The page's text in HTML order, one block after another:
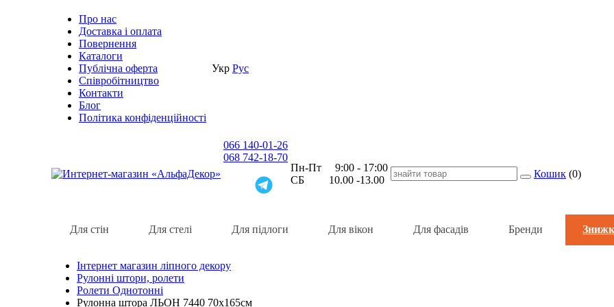
Про нас
Доставка i оплата
Повернення
Каталоги
Публічна оферта
Співробітництво
Контакти
Блог
Політика конфіденційності
Укр Рус
066 140-01-26
068 742-18-70
Пн-Пт 9:00 - 17:00
СБ 10.00 -13.00
Кошик (0)
Для стін Для стелі Для підлоги Для вікон Для фасадів Бренди
Інтернет магазин ліпного декору
Рулонні штори, ролети
Ролети Однотонні
Рулонна штора ЛЬОН 7440 70х165см